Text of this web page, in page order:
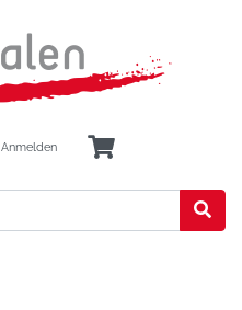
Anmelden